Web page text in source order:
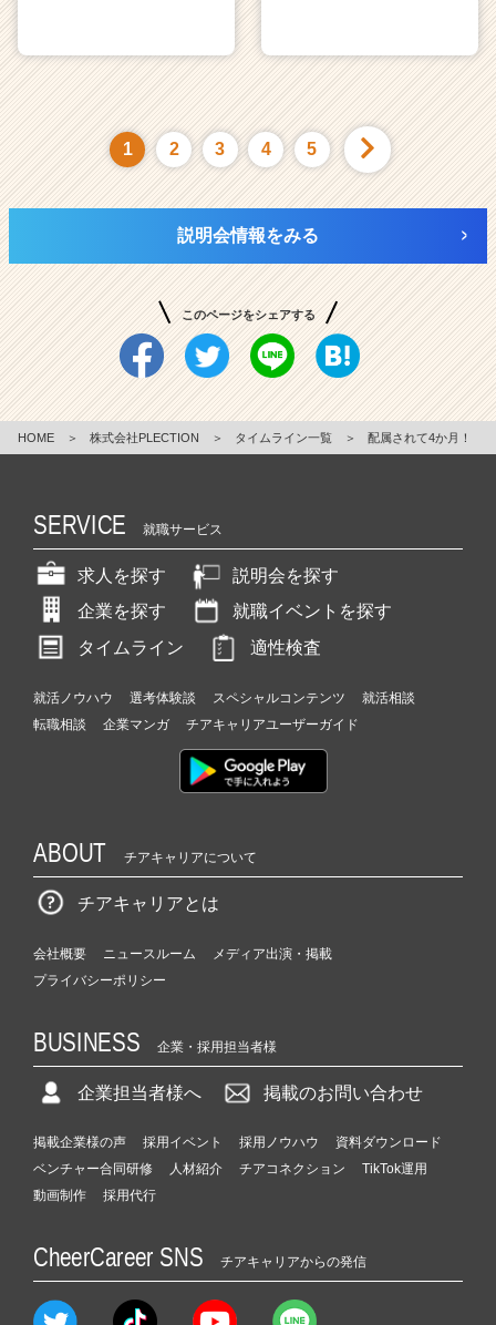
1 2 3 4 5
説明会情報をみる
このページをシェアする
HOME ＞ 株式会社PLECTION ＞ タイムライン一覧 ＞ 配属されて4か月！
SERVICE 就職サービス
求人を探す
説明会を探す
企業を探す
就職イベントを探す
タイムライン
適性検査
就活ノウハウ 選考体験談 スペシャルコンテンツ
就活相談
転職相談
企業マンガ チアキャリアユーザーガイド
ABOUT チアキャリアについて
チアキャリアとは
会社概要 ニュースルーム
メディア出演・掲載
プライバシーポリシー
BUSINESS 企業・採用担当者様
企業担当者様へ 掲載のお問い合わせ
掲載企業様の声 採用イベント 採用ノウハウ
資料ダウンロード
ベンチャー合同研修
人材紹介 チアコネクション
TikTok運用
動画制作
採用代行
CheerCareer SNS チアキャリアからの発信